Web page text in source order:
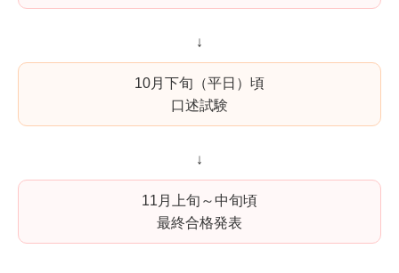
↓
10月下旬（平日）頃
口述試験
↓
11月上旬～中旬頃
最終合格発表